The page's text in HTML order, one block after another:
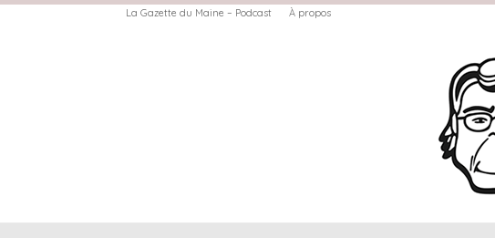
La Gazette du Maine – Podcast À propos